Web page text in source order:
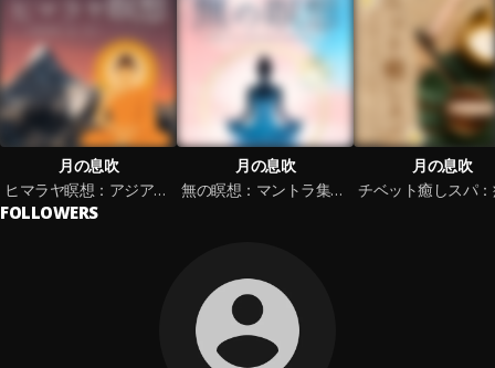
月の息吹
ヒマラヤ瞑想：アジアマントラ・精神統一・心のリセット・呼吸集中
月の息吹
無の瞑想：マントラ集中・心清める・自己統一・メンタル強化・リセット
月の息吹
FOLLOWERS